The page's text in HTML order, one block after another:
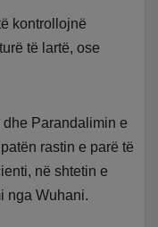
kontrollojnë
të lartë, ose
dhe Parandalimin e
rastin e parë të
në shtetin e
nga Wuhani.